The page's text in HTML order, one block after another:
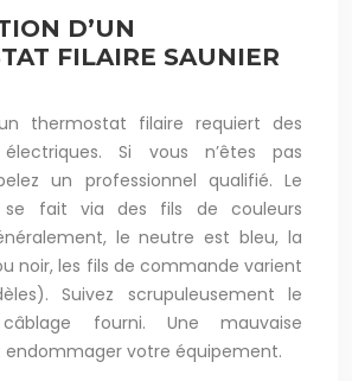
D’UN
FILAIRE SAUNIER
thermostat filaire requiert des
Si vous n’êtes pas
un professionnel qualifié. Le
se fait via des fils de couleurs
le neutre est bleu, la
noir, les fils de commande varient
Suivez scrupuleusement le
fourni. Une mauvaise
endommager votre équipement.